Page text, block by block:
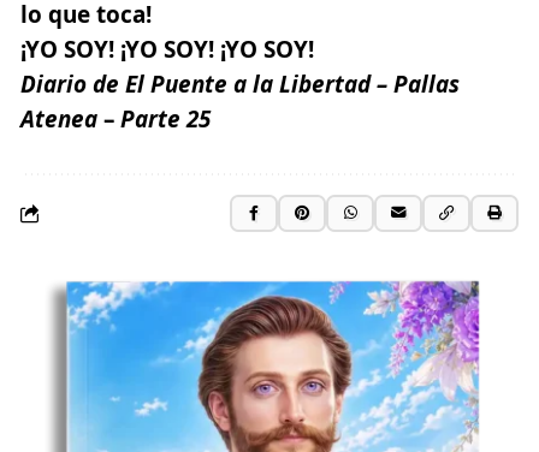
lo que toca!
¡YO SOY! ¡YO SOY! ¡YO SOY!
Diario de El Puente a la Libertad –Pallas
Atenea–Parte25